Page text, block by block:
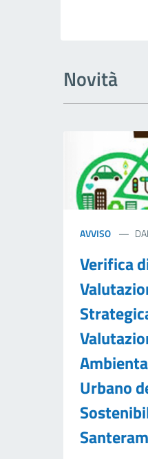
Novità
AVVISO
Verifica
Urbano